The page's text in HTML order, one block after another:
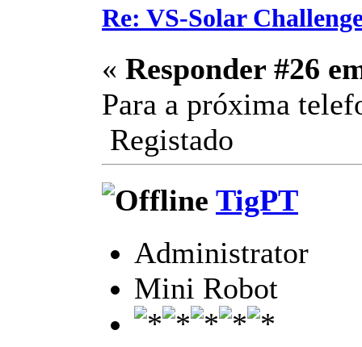
Re: VS-Solar
« Responder #26
Para a próxima
Registado
TigPT
Administrator
Mini Robot